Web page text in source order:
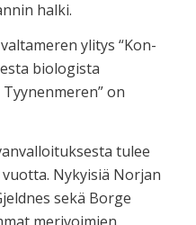
halki.
ylitys “Kon-
biologista
on
tulee
vuotta. Nykyisiä Norjan
sekä Borge